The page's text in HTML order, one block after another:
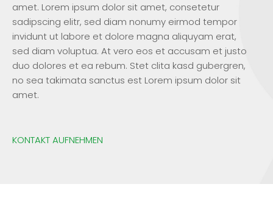
amet. Lorem ipsum dolor sit amet, consetetur
sadipscing elitr, sed diam nonumy eirmod tempor
invidunt ut labore et dolore magna aliquyam erat,
sed diam voluptua. At vero eos et accusam et justo
duo dolores et ea rebum. Stet clita kasd gubergren,
no sea takimata sanctus est Lorem ipsum dolor sit
amet.
KONTAKT AUFNEHMEN